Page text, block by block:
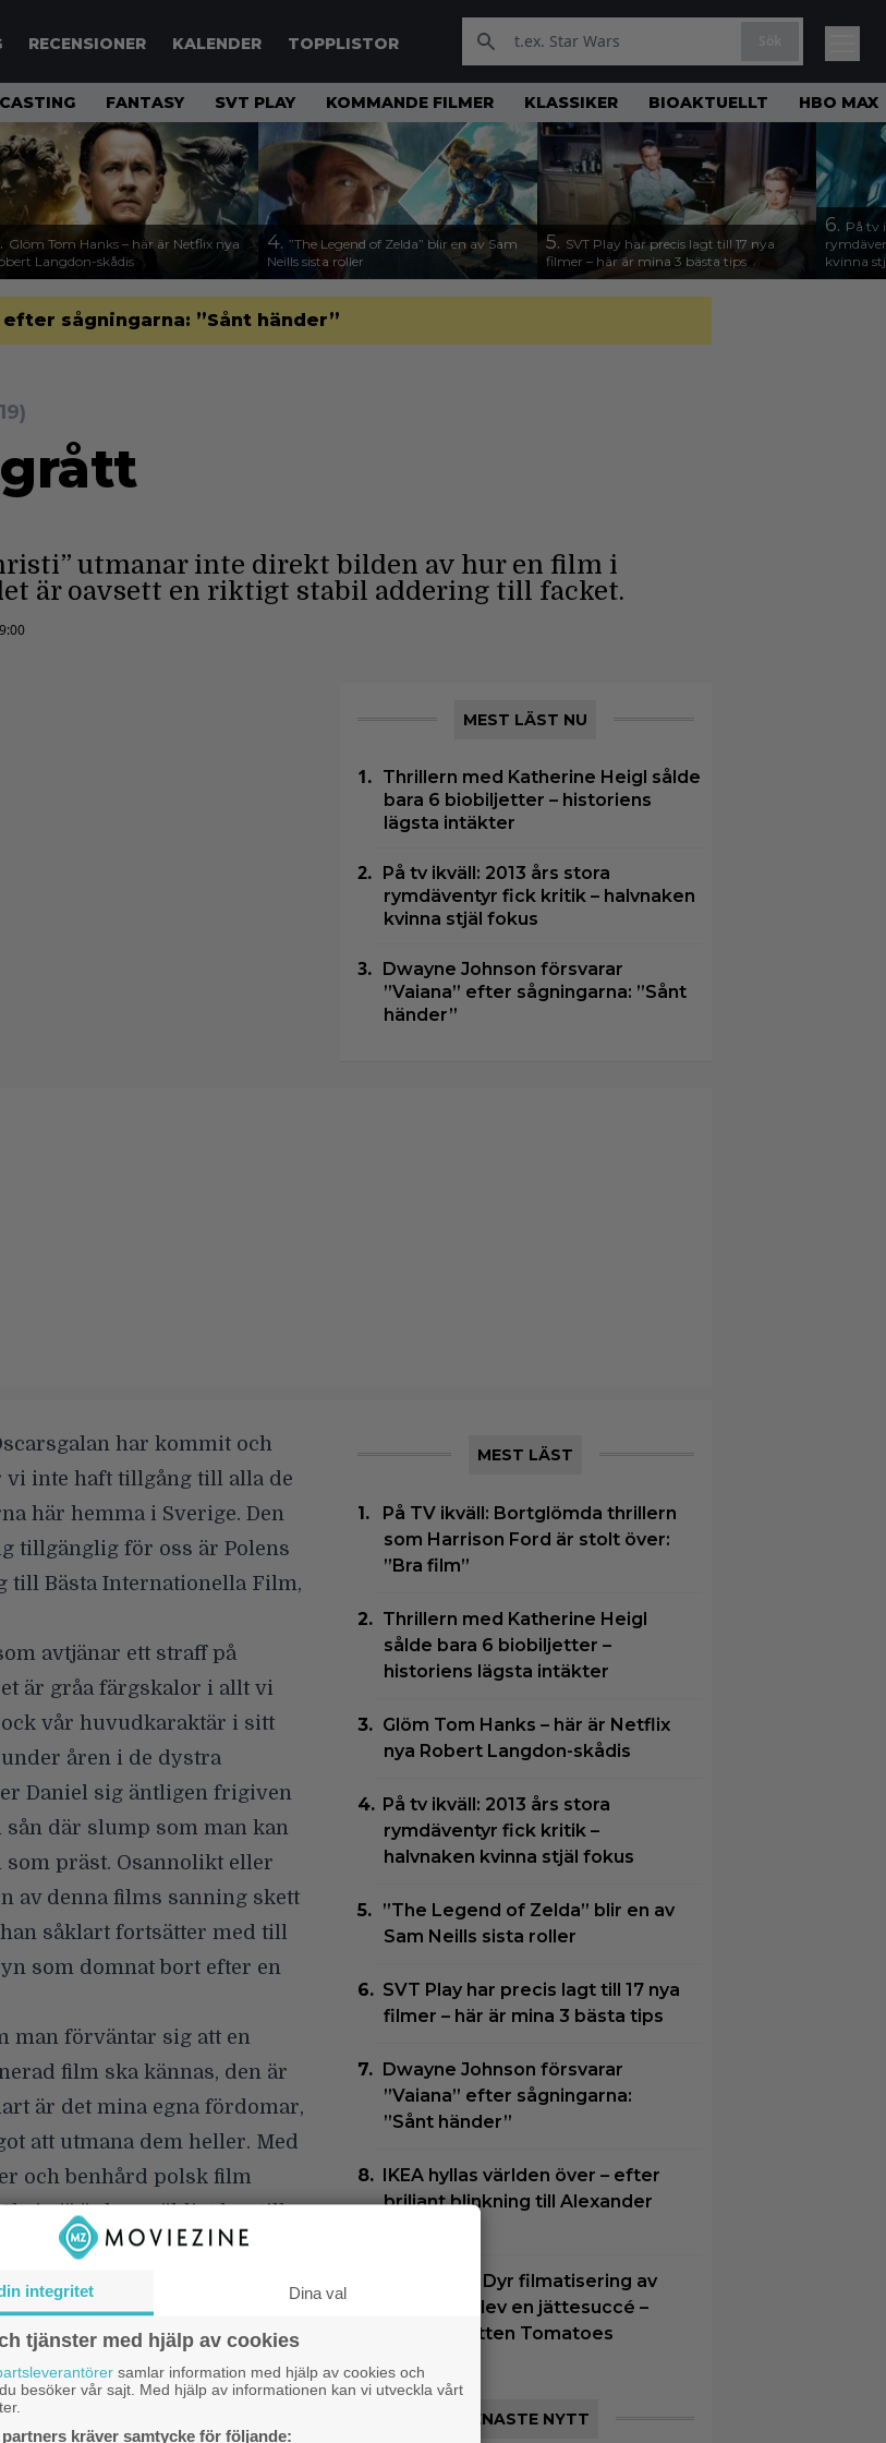
RECENSIONER KALENDER TOPPLISTOR
CASTING FANTASY SVT PLAY KOMMANDE FILMER KLASSIKER BIOAKTUELLT HBO MAX
Glöm Tom Hanks – här är Netflix nya
Langdon-skådis
4. ”The Legend of Zelda” blir en av Sam
Neills sista roller
5. SVT Play har precis lagt till 17 nya
filmer – här är mina 3 bästa tips
6. På tv
kvinna
sågningarna: ”Sånt händer”
utmanar inte direkt bilden av hur en film i
är oavsett en riktigt stabil addering till facket.
MEST LÄST NU
Thrillern med Katherine Heigl sålde
bara 6 biobiljetter – historiens
lägsta intäkter
På tv ikväll: 2013 års stora
rymdäventyr fick kritik – halvnaken
kvinna stjäl fokus
Dwayne Johnson försvarar
”Vaiana” efter sågningarna: ”Sånt
händer”
har kommit och
vi inte haft tillgång till alla de
här hemma i Sverige. Den
tillgänglig för oss är Polens
till Bästa Internationella Film,
avtjänar ett straff på
är gråa färgskalor i allt vi
vår huvudkaraktär i sitt
åren i de dystra
Daniel sig äntligen frigiven
där slump som man kan
präst. Osannolikt eller
av denna films sanning skett
såklart fortsätter med till
som domnat bort efter en
man förväntar sig att en
film ska kännas, den är
är det mina egna fördomar,
att utmana dem heller. Med
och benhård polsk film
är bra, väldigt bra till
den faktiskt får in de där
Det här är en sån film där
eller åtminstone många,
Inte minst våran
som han fått av byn,
och biktar sina allra
MEST LÄST
På TV ikväll: Bortglömda thrillern
som Harrison Ford är stolt över:
”Bra film”
Thrillern med Katherine Heigl
sålde bara 6 biobiljetter –
historiens lägsta intäkter
Glöm Tom Hanks – här är Netflix
nya Robert Langdon-skådis
På tv ikväll: 2013 års stora
rymdäventyr fick kritik –
halvnaken kvinna stjäl fokus
”The Legend of Zelda” blir en av
Sam Neills sista roller
SVT Play har precis lagt till 17 nya
filmer – här är mina 3 bästa tips
Dwayne Johnson försvarar
”Vaiana” efter sågningarna:
”Sånt händer”
IKEA hyllas världen över – efter
briljant blinkning till Alexander
Inatt på tv: Dyr filmatisering av
klassiker blev en jättesuccé –
97% på Rotten Tomatoes
SENASTE NYTT
integritet Dina val
tjänster med hjälp av cookies
samlar information med hjälp av cookies och
besöker vår sajt. Med hjälp av informationen kan vi utveckla vårt
kräver samtycke för följande: